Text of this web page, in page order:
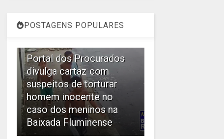
POSTAGENS POPULARES
Portal dos Procurados
divulga cartaz com
suspeitos de torturar
homem inocente no
caso dos meninos na
Baixada Fluminense